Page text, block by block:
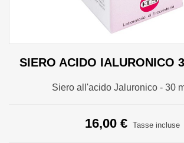
SIERO ACIDO IALURONICO
Siero all'acido Jaluronico - 30
16,00 € Tasse incluse